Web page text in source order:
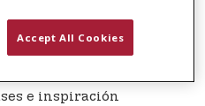
el escenario perfecto
invierno 2025 de
e inspiración
Accept All Cookies